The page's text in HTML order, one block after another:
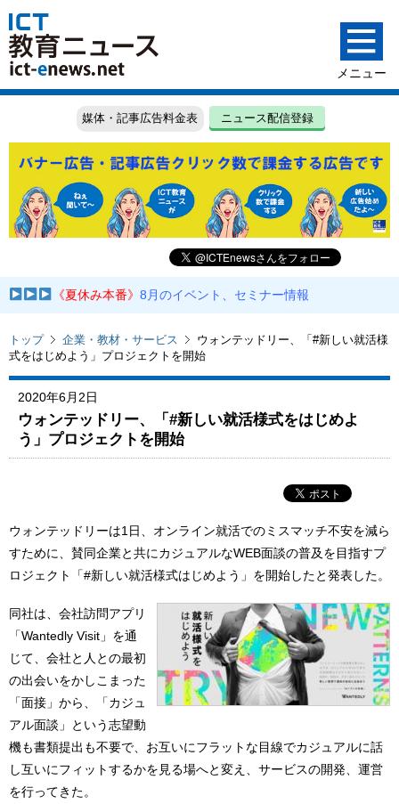
媒体・記事広告料金表 ニュース配信登録
《夏休み本番》8月のイベント、セミナー情報
トップ 企業・教材・サービス
ウォンテッドリー、「#新しい就活様
式をはじめよう」プロジェクトを開始
2020年6月2日
ウォンテッドリー、「#新しい就活様式をはじめよ
う」プロジェクトを開始
ウォンテッドリーは1日、オンライン就活でのミスマッチ不安を減ら
すために、賛同企業と共にカジュアルなWEB面談の普及を目指すプ
ロジェクト「#新しい就活様式はじめよう」を開始したと発表した。
同社は、会社訪問アプリ
「Wantedly Visit」を通
じて、会社と人との最初
の出会いをかしこまった
「面接」から、「カジュ
アル面談」という志望動
機も書類提出も不要で、お互いにフラットな目線でカジュアルに話
し互いにフィットするかを見る場へと変え、サービスの開発、運営
を行ってきた。